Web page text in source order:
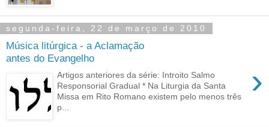
segunda-feira, 22 de março de 2010
Música litúrgica - a Aclamação
antes do Evangelho
›
Artigos anteriores da série: Introito Salmo
Responsorial Gradual * Na Liturgia da Santa
Missa em Rito Romano existem pelo menos três
p...